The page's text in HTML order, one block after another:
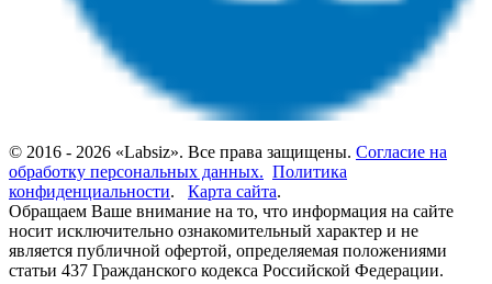
© 2016 - 2026 «Labsiz». Все права защищены. Согласие на
обработку персональных данных. Политика
конфиденциальности. Карта сайта.
Обращаем Ваше внимание на то, что информация на сайте
носит исключительно ознакомительный характер и не
является публичной офертой, определяемая положениями
статьи 437 Гражданского кодекса Российской Федерации.